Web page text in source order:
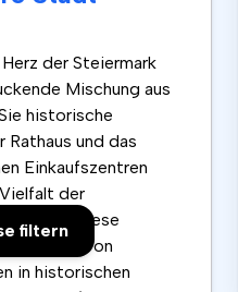
filtern
der Steiermark
Mischung aus
historische
Rathaus und das
Einkaufszentren
der
spiegelt diese
Auswahl von
in historischen